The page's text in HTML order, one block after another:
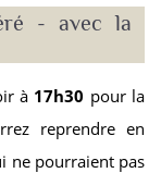
- avec la
à 17h30 pour la
reprendre en
ne pourraient pas